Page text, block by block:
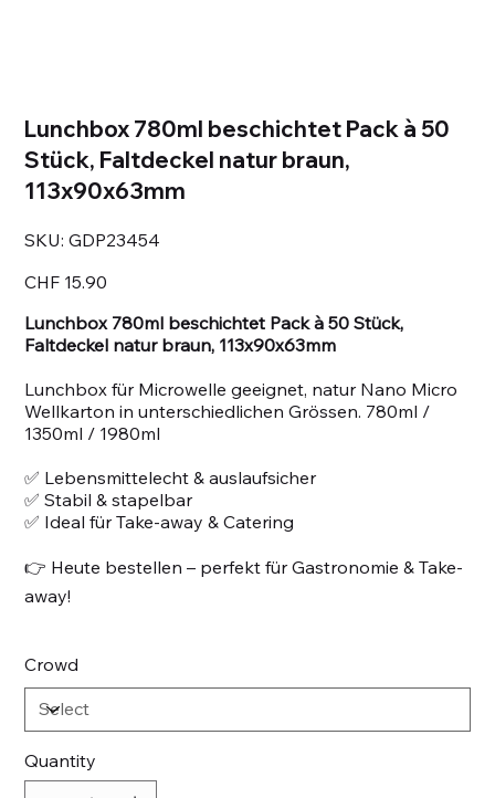
Lunchbox 780ml beschichtet Pack à 50
Stück, Faltdeckel natur braun,
113x90x63mm
SKU:
SKU
GDP23454
GDP23454
CHF 15.90
Lunchbox 780ml beschichtet Pack à 50 Stück,
Faltdeckel natur braun, 113x90x63mm
Lunchbox für Microwelle geeignet, natur Nano Micro
Wellkarton in unterschiedlichen Grössen. 780ml /
1350ml / 1980ml
✅ Lebensmittelecht & auslaufsicher
✅ Stabil & stapelbar
✅ Ideal für Take-away & Catering
👉 Heute bestellen – perfekt für Gastronomie & Take-
away!
Crowd
Quantity